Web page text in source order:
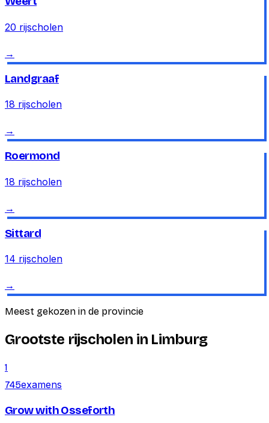
20 rijscholen
→
Landgraaf
18 rijscholen
→
Roermond
18 rijscholen
→
Sittard
14 rijscholen
→
Meest gekozen in de provincie
Grootste rijscholen in Limburg
1
745examens
Grow with Osseforth